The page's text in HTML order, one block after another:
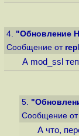
4. "Обновление
Сообщение от
А mod_ssl
5.
Сообщение от
А что,